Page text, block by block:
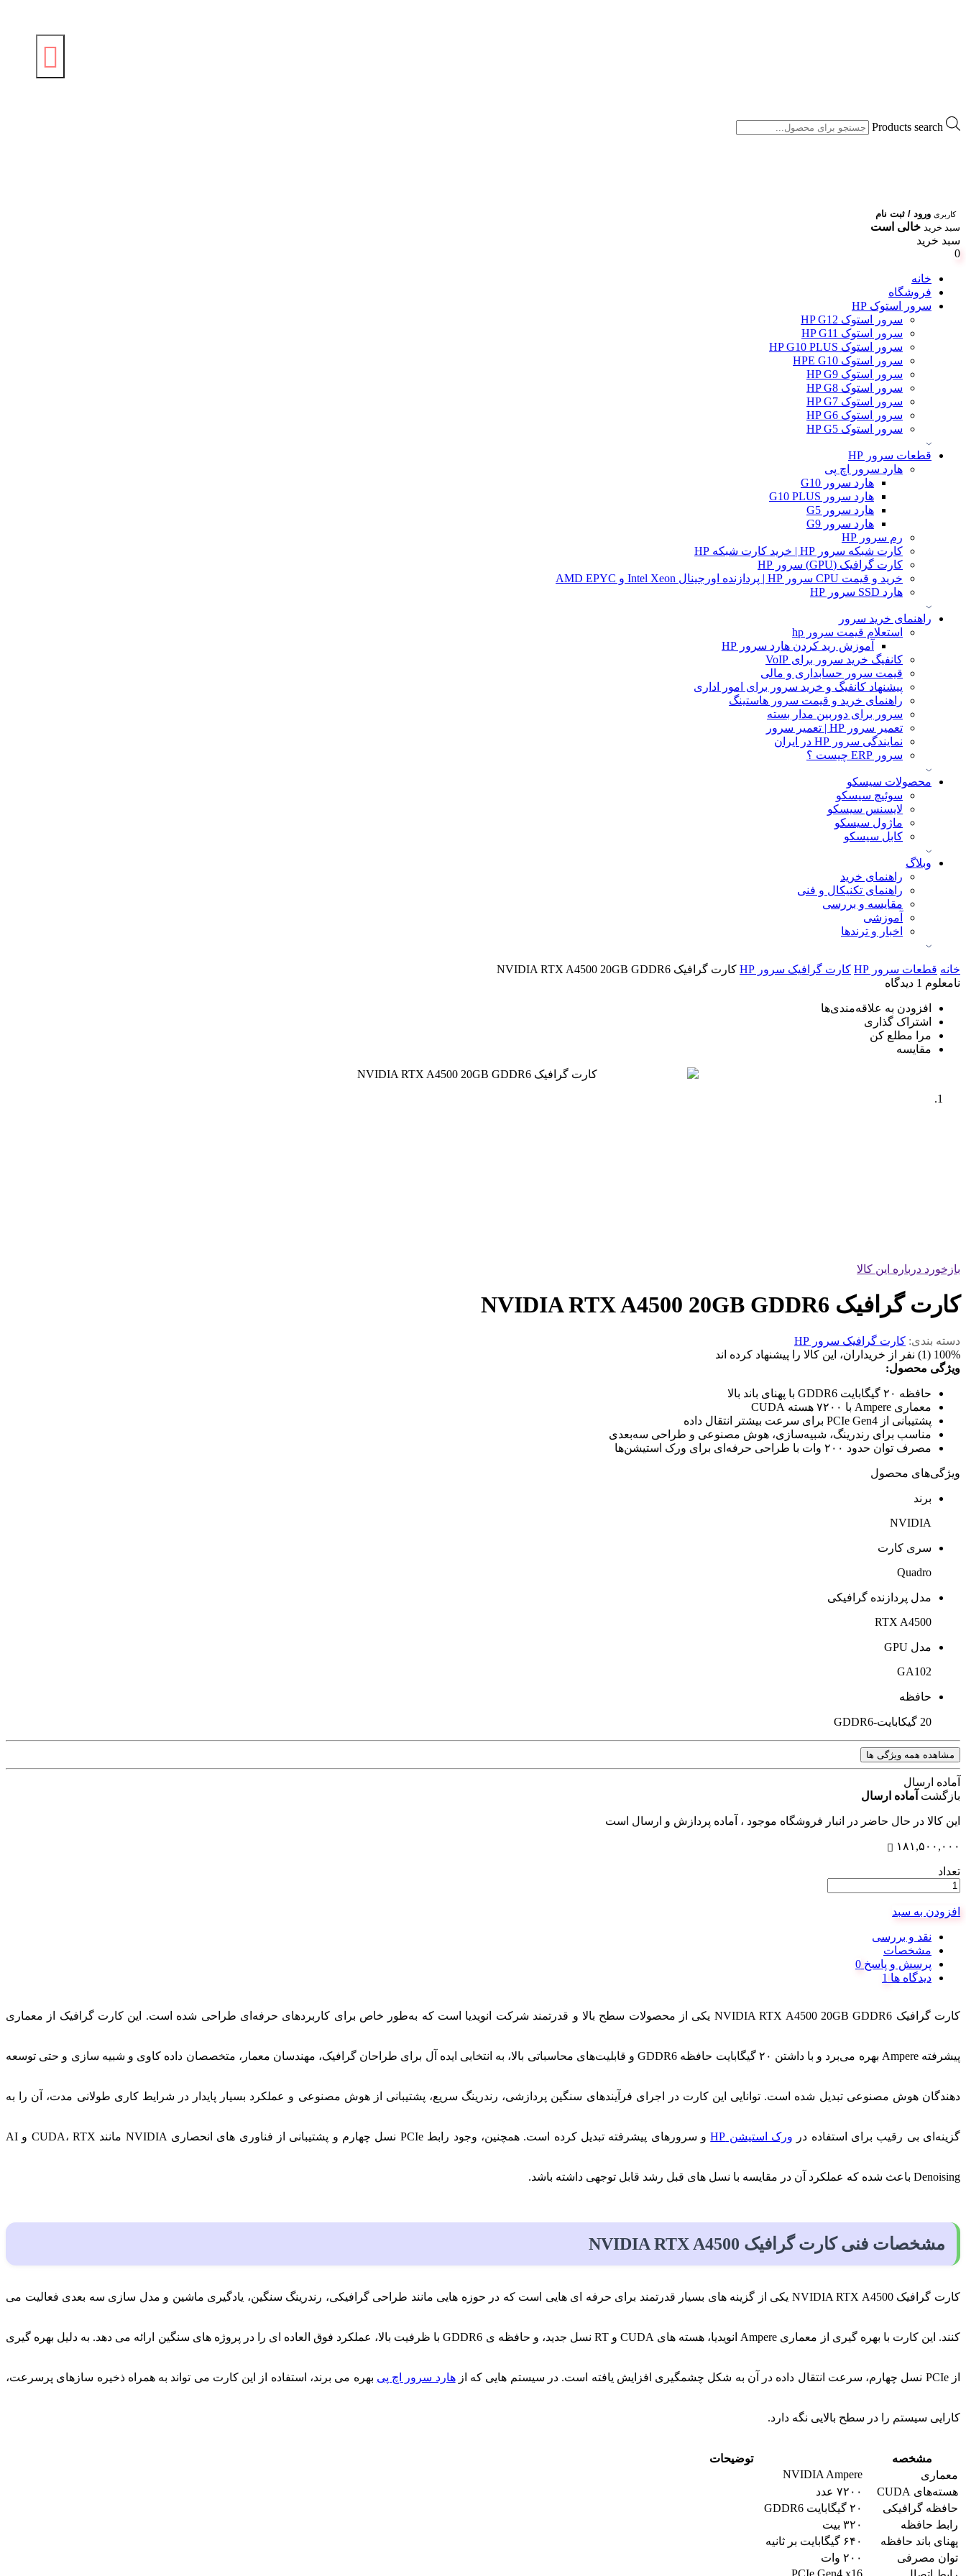
Products search
کاربری ورود / ثبت نام
سبد خرید خالی است
سبد خرید
0
خانه
فروشگاه
سرور استوک HP
سرور استوک HP G12
سرور استوک HP G11
سرور استوک HP G10 PLUS
سرور استوک HPE G10
سرور استوک HP G9
سرور استوک HP G8
سرور استوک HP G7
سرور استوک HP G6
سرور استوک HP G5
قطعات سرور HP
هارد سرور اچ پی
هارد سرور G10
هارد سرور G10 PLUS
هارد سرور G5
هارد سرور G9
رم سرور HP
کارت شبکه سرور HP | خرید کارت شبکه HP
کارت گرافیک (GPU) سرور HP
خرید و قیمت CPU سرور HP | پردازنده اورجینال Intel Xeon و AMD EPYC
هارد SSD سرور HP
راهنمای خرید سرور
استعلام قیمت سرور hp
آموزش ريد كردن هارد سرور HP
کانفیگ خرید سرور برای VoIP
قیمت سرور حسابداری و مالی
پیشنهاد کانفیگ و خرید سرور برای امور اداری
راهنمای خرید و قیمت سرور هاستینگ
سرور برای دوربین مدار بسته
تعمیر سرور HP | تعمیر سرور
نمایندگی سرور HP در ایران
سرور ERP چیست ؟
محصولات سیسکو
سوئیچ سیسکو
لایسنس سیسکو
ماژول سیسکو
کابل سیسکو
وبلاگ
راهنمای خرید
راهنمای تکنیکال و فنی
مقایسه و بررسی
آموزشی
اخبار و ترندها
خانه قطعات سرور HP کارت گرافیک سرور HP
کارت گرافیک NVIDIA RTX A4500 20GB GDDR6
نامعلوم 1 دیدگاه
افزودن به علاقه‌مندی‌ها
اشتراک گذاری
مرا مطلع کن
مقایسه
بازخورد درباره این کالا
کارت گرافیک NVIDIA RTX A4500 20GB GDDR6
دسته بندی: کارت گرافیک سرور HP
100% (1) نفر از خریداران، این کالا را پیشنهاد کرده اند
ویژگی محصول:
حافظه ۲۰ گیگابایت GDDR6 با پهنای باند بالا
معماری Ampere با ۷۲۰۰ هسته CUDA
پشتیبانی از PCIe Gen4 برای سرعت بیشتر انتقال داده
مناسب برای رندرینگ، شبیه‌سازی، هوش مصنوعی و طراحی سه‌بعدی
مصرف توان حدود ۲۰۰ وات با طراحی حرفه‌ای برای ورک استیشن‌ها
ویژگی‌های محصول
برند
NVIDIA
سری کارت
Quadro
مدل پردازنده گرافیکی
RTX A4500
مدل GPU
GA102
حافظه
20 گیکابایت-GDDR6
مشاهده همه ویژگی ها
آماده ارسال
بازگشت آماده ارسال
این کالا در حال حاضر در انبار فروشگاه موجود ، آماده پردازش و ارسال است
۱۸۱,۵۰۰,۰۰۰
تعداد
افزودن به سبد
نقد و بررسی
مشخصات
پرسش و پاسخ
دیدگاه ها
کارت گرافیک NVIDIA RTX A4500 20GB GDDR6 یکی از محصولات سطح بالا و قدرتمند شرکت انویدیا است که به‌طور خاص برای کاربردهای حرفه‌ای طراحی شده است. این کارت گرافیک از معماری
پیشرفته Ampere بهره می‌برد و با داشتن ۲۰ گیگابایت حافظه GDDR6 و قابلیت‌های محاسباتی بالا، به انتخابی ایده‌ آل برای طراحان گرافیک، مهندسان معمار، متخصصان داده‌ کاوی و شبیه‌ سازی و حتی توسعه‌
دهندگان هوش مصنوعی تبدیل شده است. توانایی این کارت در اجرای فرآیندهای سنگین پردازشی، رندرینگ سریع، پشتیبانی از هوش مصنوعی و عملکرد بسیار پایدار در شرایط کاری طولانی‌ مدت، آن را به
گزینه‌ای بی‌ رقیب برای استفاده در ورک استیشن‌ HP و سرورهای پیشرفته تبدیل کرده است. همچنین، وجود رابط PCIe نسل چهارم و پشتیبانی از فناوری‌ های انحصاری NVIDIA مانند CUDA، RTX و AI
Denoising باعث شده که عملکرد آن در مقایسه با نسل‌ های قبل رشد قابل‌ توجهی داشته باشد.
مشخصات فنی کارت گرافیک NVIDIA RTX A4500
کارت گرافیک NVIDIA RTX A4500 یکی از گزینه‌ های بسیار قدرتمند برای حرفه‌ ای‌ هایی است که در حوزه‌ هایی مانند طراحی گرافیکی، رندرینگ سنگین، یادگیری ماشین و مدل‌ سازی سه‌ بعدی فعالیت می‌
کنند. این کارت با بهره‌ گیری از معماری Ampere انویدیا، هسته‌ های CUDA و RT نسل جدید، و حافظه‌ ی GDDR6 با ظرفیت بالا، عملکرد فوق‌ العاده‌ ای را در پروژه‌ های سنگین ارائه می‌ دهد. به دلیل بهره‌ گیری
از PCIe نسل چهارم، سرعت انتقال داده در آن به شکل چشمگیری افزایش یافته است. در سیستم‌ هایی که از هارد سرور اچ پی بهره می‌ برند، استفاده از این کارت می‌ تواند به همراه ذخیره‌ سازهای پرسرعت،
کارایی سیستم را در سطح بالایی نگه دارد.
مشخصه
توضیحات
معماری
NVIDIA Ampere
هسته‌های CUDA
۷۲۰۰ عدد
حافظه گرافیکی
۲۰ گیگابایت GDDR6
رابط حافظه
۳۲۰ بیت
پهنای باند حافظه
۶۴۰ گیگابایت بر ثانیه
توان مصرفی
۲۰۰ وات
PCIe Gen4 x16